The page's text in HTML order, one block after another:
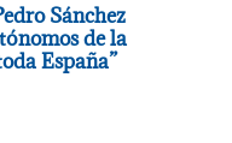
Sánchez
de la
España”